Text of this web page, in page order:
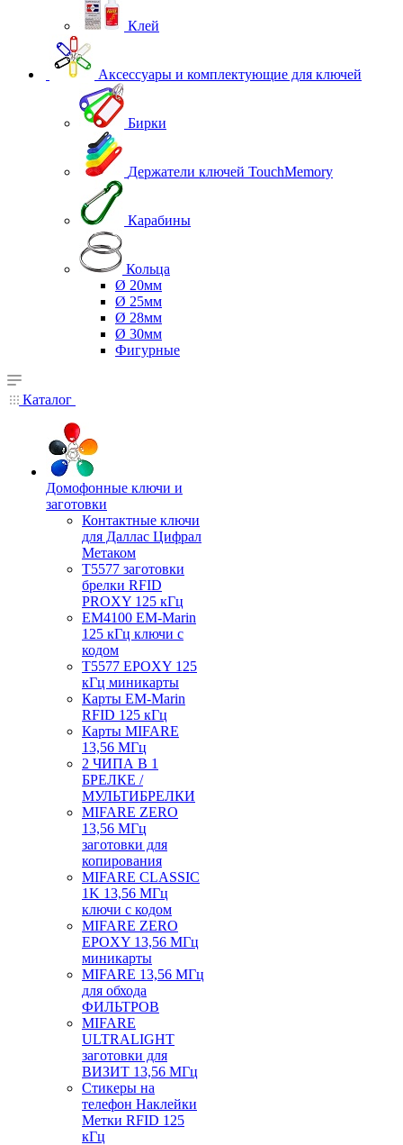
Клей
Аксессуары и комплектующие для ключей
Бирки
Держатели ключей TouchMemory
Карабины
Кольца
Ø 20мм
Ø 25мм
Ø 28мм
Ø 30мм
Фигурные
Каталог
Домофонные ключи и
заготовки
Контактные ключи
для Даллас Цифрал
Метаком
T5577 заготовки
брелки RFID
PROXY 125 кГц
EM4100 EM-Marin
125 кГц ключи с
кодом
T5577 EPOXY 125
кГц миникарты
Карты EM-Marin
RFID 125 кГц
Карты MIFARE
13,56 МГц
2 ЧИПА В 1
БРЕЛКЕ /
МУЛЬТИБРЕЛКИ
MIFARE ZERO
13,56 МГц
заготовки для
копирования
MIFARE CLASSIC
1K 13,56 МГц
ключи с кодом
MIFARE ZERO
EPOXY 13,56 МГц
миникарты
MIFARE 13,56 МГц
для обхода
ФИЛЬТРОВ
MIFARE
ULTRALIGHT
заготовки для
ВИЗИТ 13,56 МГц
Стикеры на
телефон Наклейки
Метки RFID 125
кГц